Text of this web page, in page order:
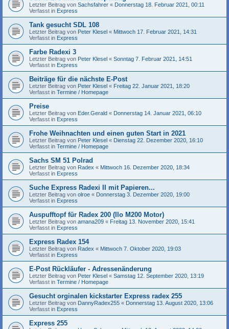
Letzter Beitrag von Sachsfahrer « Donnerstag 18. Februar 2021, 00:11
Verfasst in Express
Tank gesucht SDL 108
Letzter Beitrag von Peter Klesel « Mittwoch 17. Februar 2021, 14:31
Verfasst in Express
Farbe Radexi 3
Letzter Beitrag von Peter Klesel « Sonntag 7. Februar 2021, 14:51
Verfasst in Express
Beiträge für die nächste E-Post
Letzter Beitrag von Peter Klesel « Freitag 22. Januar 2021, 18:20
Verfasst in Termine / Homepage
Preise
Letzter Beitrag von Eder.Gerald « Donnerstag 14. Januar 2021, 06:10
Verfasst in Express
Frohe Weihnachten und einen guten Start in 2021
Letzter Beitrag von Peter Klesel « Dienstag 22. Dezember 2020, 16:10
Verfasst in Termine / Homepage
Sachs SM 51 Polrad
Letzter Beitrag von Radex « Mittwoch 16. Dezember 2020, 18:34
Verfasst in Express
Suche Express Radexi II mit Papieren...
Letzter Beitrag von olroe « Donnerstag 3. Dezember 2020, 19:00
Verfasst in Express
Auspufftopf für Radex 200 (Ilo M200 Motor)
Letzter Beitrag von amana209 « Freitag 13. November 2020, 15:41
Verfasst in Express
Express Radex 154
Letzter Beitrag von Radex « Mittwoch 7. Oktober 2020, 19:03
Verfasst in Express
E-Post Rückläufer - Adressenänderung
Letzter Beitrag von Peter Klesel « Samstag 12. September 2020, 13:19
Verfasst in Termine / Homepage
Gesucht orginalen kickstarter Express radex 255
Letzter Beitrag von DannyRadex255 « Donnerstag 13. August 2020, 13:06
Verfasst in Express
Express 255